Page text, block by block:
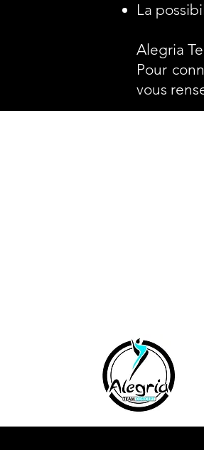
La
Alegria
Pour
vous